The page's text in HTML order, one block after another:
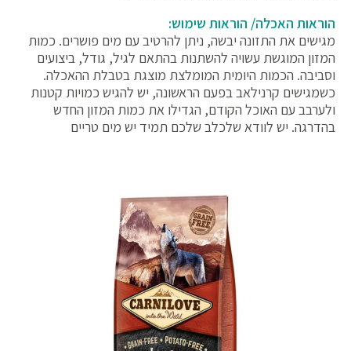
הוראות האכלה/ הוראות שימוש:
מגישים את התזונה יבשה, ניתן להרטיב עם מים פושרים. כמות
המזון המוגשת עשויה להשתנות בהתאם לגיל, גודל, ביצועים
וסביבה. הכמות היומית המומלצת מוצגת בטבלת ההאכלה.
כשמגישים קרנילאב בפעם הראשונה, יש להגיש כמויות קטנות
ולערבב עם האוכל הקודם, הגדילו את כמות המזון החדש
בהדרגה. יש לוודא שלכלב שלכם תמיד יש מים טריים